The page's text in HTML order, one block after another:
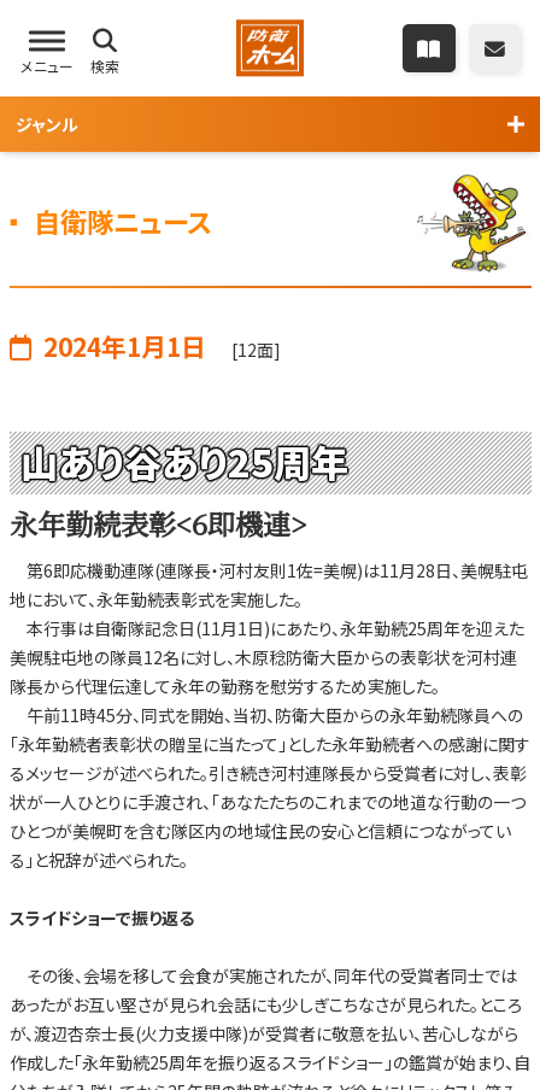
メニュー 検索
ジャンル
自衛隊ニュース
2024年1月1日 [12面]
山あり谷あり25周年
永年勤続表彰<6即機連>
第6即応機動連隊(連隊長・河村友則1佐=美幌)は11月28日、美幌駐屯
地において、永年勤続表彰式を実施した。
本行事は自衛隊記念日(11月1日)にあたり、永年勤続25周年を迎えた
美幌駐屯地の隊員12名に対し、木原稔防衛大臣からの表彰状を河村連
隊長から代理伝達して永年の勤務を慰労するため実施した。
午前11時45分、同式を開始、当初、防衛大臣からの永年勤続隊員への
「永年勤続者表彰状の贈呈に当たって」とした永年勤続者への感謝に関す
るメッセージが述べられた。引き続き河村連隊長から受賞者に対し、表彰
状が一人ひとりに手渡され、「あなたたちのこれまでの地道な行動の一つ
ひとつが美幌町を含む隊区内の地域住民の安心と信頼につながってい
る」と祝辞が述べられた。
スライドショーで振り返る
その後、会場を移して会食が実施されたが、同年代の受賞者同士では
あったがお互い堅さが見られ会話にも少しぎこちなさが見られた。ところ
が、渡辺杏奈士長(火力支援中隊)が受賞者に敬意を払い、苦心しながら
作成した「永年勤続25周年を振り返るスライドショー」の鑑賞が始まり、自